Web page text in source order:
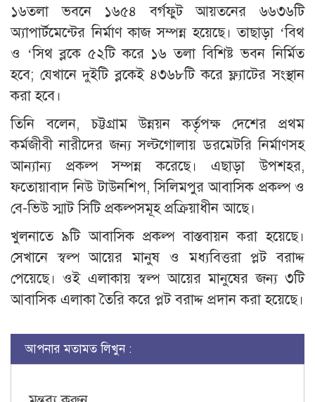
১৬তলা ভবনে ১৬৫৪ বর্গফুট আয়তনের ৬৬৩৬টি
অ্যাপার্টমেন্টের নির্মাণ কাজ সম্পন্ন হয়েছে। তাছাড়া ‘বিথ
ও ‘সিথ ব্লকে ৫২টি করে ১৬ তলা বিশিষ্ট ভবন নির্মিত
হবে; যেখানে দুইটি ব্লকেই ৪৩৬৮টি করে ফ্ল্যাটের সংস্থান
করা হবে।
তিনি বলেন, চট্টগ্রাম উন্নয়ন কর্তৃপক্ষ দেশের প্রথম
কর্মজীবী নারীদের জন্য সল্টগোলায় ডরমেটরি নির্মাণসহ
আন্যান্য প্রকল্প সম্পন্ন করেছে। এছাড়া উপশহর,
ফতোয়াবাদ নিউ টাউনশিপ, সিলিমপুর আবাসিক প্রকল্প ও
বে-ভিউ স্মাট সিটি প্রকল্পসমূহ প্রক্রিয়াধীন আছে।
খুলনাতে ৯টি আবাসিক প্রকল্প বাস্তবায়ন করা হয়েছে।
সেখানে স্বল্প আয়ের মানুষ ও মধ্যবিত্তরা প্লট বরাদ্দ
পেয়েছে। ওই এলাকায় স্বল্প আয়ের মানুষের জন্য ৩টি
আবাসিক এলাকা তৈরি করে প্লট বরাদ্দ প্রদান করা হয়েছে।
আপনার মতামত লিখুন :